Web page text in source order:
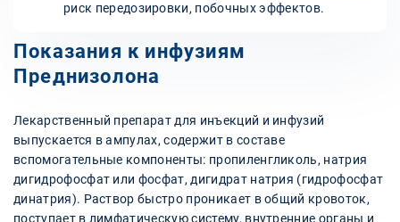
риск передозировки, побочных эффектов.
Показания к инфузиям
Преднизолона
Лекарственный препарат для инъекций и инфузий
выпускается в ампулах, содержит в составе
вспомогательные компоненты: пропиленгликоль, натрия
дигидрофосфат или фосфат, дигидрат натрия (гидрофосфат
динатрия). Раствор быстро проникает в общий кровоток,
поступает в лимфатическую систему, внутренние органы и